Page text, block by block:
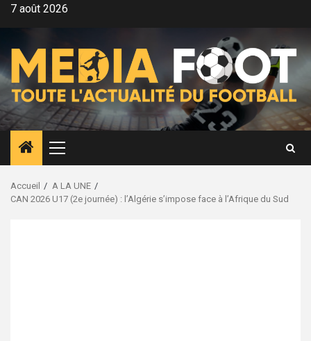
Aller7 août 2026
Menu
principal
Accueil
A LA UNE
CAN 2026 U17 (2e journée) : l’Algérie s’impose face à l’Afrique du Sud